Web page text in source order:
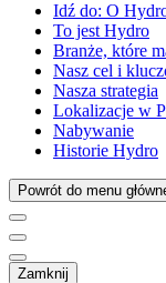
Idź do: O
To jest Hydro
Branże, które
Nasz cel i
Nasza strategia
Lokalizacje w
Nabywanie
Historie Hydro
Powrót do menu
Zamknij